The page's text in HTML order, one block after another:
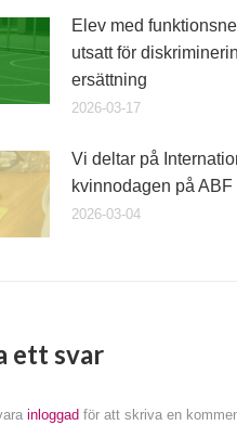
Elev med
utsatt för
ersättning
2026-03-17
Vi deltar på
kvinnodagen på ABF
2026-03-04
ett svar
inloggad för att skriva en